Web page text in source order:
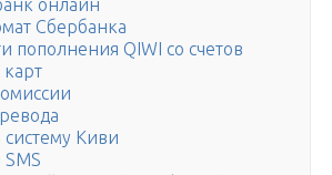
онлайн
Сбербанка
пополнения QIWI со счетов
систему Киви